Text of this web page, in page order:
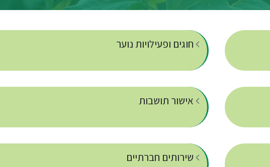
חוגים ופעילויות נוער
אישור תושבות
שירותים חברתיים